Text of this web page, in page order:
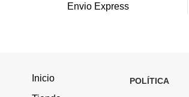
Envio Express
Inicio
POLÍTICA